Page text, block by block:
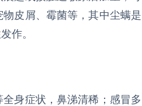
皮屑、霉菌等，其中尘螨是
作。
身症状，鼻涕清稀；感冒多